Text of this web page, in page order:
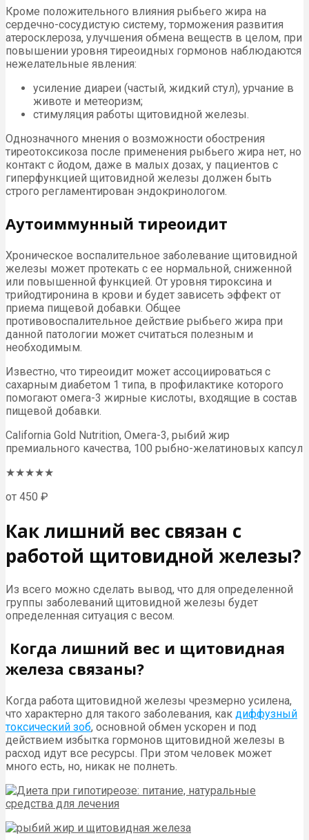
Кроме положительного влияния рыбьего жира на
сердечно-сосудистую систему, торможения развития
атеросклероза, улучшения обмена веществ в целом, при
повышении уровня тиреоидных гормонов наблюдаются
нежелательные явления:
усиление диареи (частый, жидкий стул), урчание в
животе и метеоризм;
стимуляция работы щитовидной железы.
Однозначного мнения о возможности обострения
тиреотоксикоза после применения рыбьего жира нет, но
контакт с йодом, даже в малых дозах, у пациентов с
гиперфункцией щитовидной железы должен быть
строго регламентирован эндокринологом.
Аутоиммунный тиреоидит
Хроническое воспалительное заболевание щитовидной
железы может протекать с ее нормальной, сниженной
или повышенной функцией. От уровня тироксина и
трийодтиронина в крови и будет зависеть эффект от
приема пищевой добавки. Общее
противовоспалительное действие рыбьего жира при
данной патологии может считаться полезным и
необходимым.
Известно, что тиреоидит может ассоциироваться с
сахарным диабетом 1 типа, в профилактике которого
помогают омега-3 жирные кислоты, входящие в состав
пищевой добавки.
California Gold Nutrition, Омега-3, рыбий жир
премиального качества, 100 рыбно-желатиновых капсул
★★★★★
от 450 ₽
Как лишний вес связан с
работой щитовидной железы?
Из всего можно сделать вывод, что для определенной
группы заболеваний щитовидной железы будет
определенная ситуация с весом.
Когда лишний вес и щитовидная
железа связаны?
Когда работа щитовидной железы чрезмерно усилена,
что характерно для такого заболевания, как диффузный
токсический зоб, основной обмен ускорен и под
действием избытка гормонов щитовидной железы в
расход идут все ресурсы. При этом человек может
много есть, но, никак не полнеть.